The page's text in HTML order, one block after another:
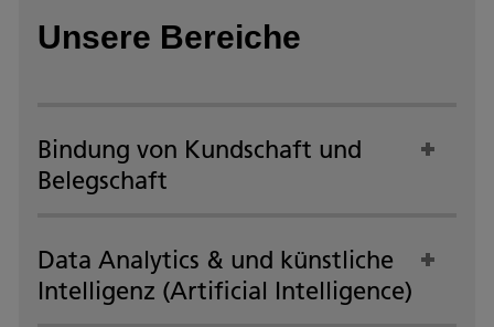
Unsere Bereiche
Bindung von Kundschaft und
Belegschaft
Data Analytics & und künstliche
Intelligenz (Artificial Intelligence)